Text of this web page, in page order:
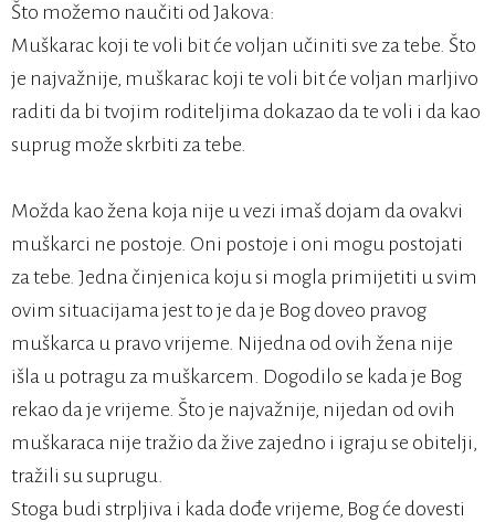
Što možemo naučiti od Jakova:
Muškarac koji te voli bit će voljan učiniti sve za tebe. Što
je najvažnije, muškarac koji te voli bit će voljan marljivo
raditi da bi tvojim roditeljima dokazao da te voli i da kao
suprug može skrbiti za tebe.
Možda kao žena koja nije u vezi imaš dojam da ovakvi
muškarci ne postoje. Oni postoje i oni mogu postojati
za tebe. Jedna činjenica koju si mogla primijetiti u svim
ovim situacijama jest to je da je Bog doveo pravog
muškarca u pravo vrijeme. Nijedna od ovih žena nije
išla u potragu za muškarcem. Dogodilo se kada je Bog
rekao da je vrijeme. Što je najvažnije, nijedan od ovih
muškaraca nije tražio da žive zajedno i igraju se obitelji,
tražili su suprugu.
Stoga budi strpljiva i kada dođe vrijeme, Bog će dovesti